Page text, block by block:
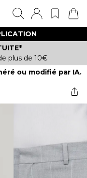
plus de 10€
ou modifié par IA.